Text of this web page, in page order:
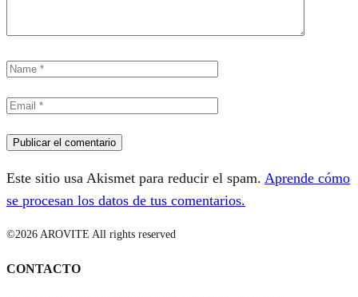
Este sitio usa Akismet para reducir el spam. Aprende cómo
se procesan los datos de tus comentarios.
©2026 AROVITE All rights reserved
CONTACTO